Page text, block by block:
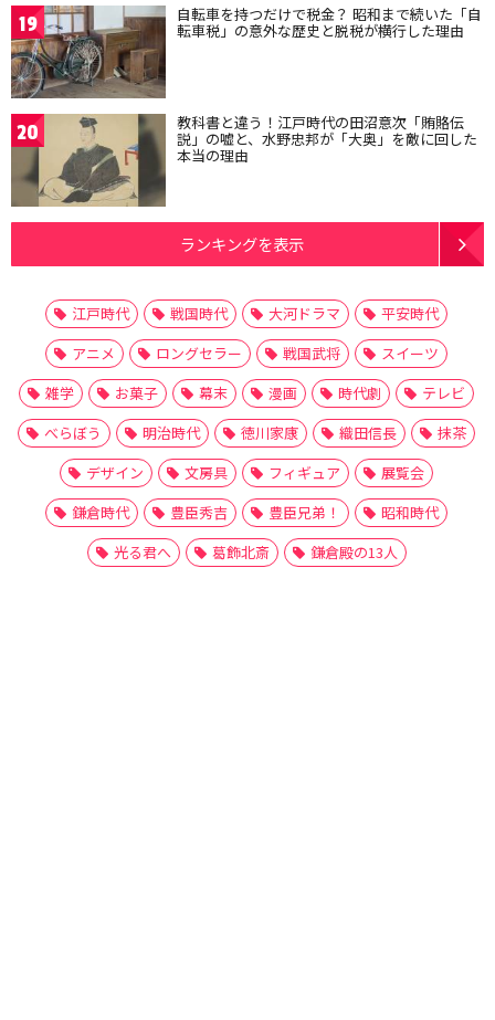
19 自転車を持つだけで税金？ 昭和まで続いた「自
転車税」の意外な歴史と脱税が横行した理由
20 教科書と違う！江戸時代の田沼意次「賄賂伝
説」の嘘と、水野忠邦が「大奥」を敵に回した
本当の理由
ランキングを表示
江戸時代 戦国時代 大河ドラマ
平安時代
アニメ
ロングセラー 戦国武将
スイーツ
雑学
お菓子 幕末 漫画 時代劇
テレビ
べらぼう
明治時代 徳川家康 織田信長
抹茶
デザイン
文房具 フィギュア
展覧会
鎌倉時代
豊臣秀吉 豊臣兄弟！
昭和時代
光る君へ
葛飾北斎 鎌倉殿の13人